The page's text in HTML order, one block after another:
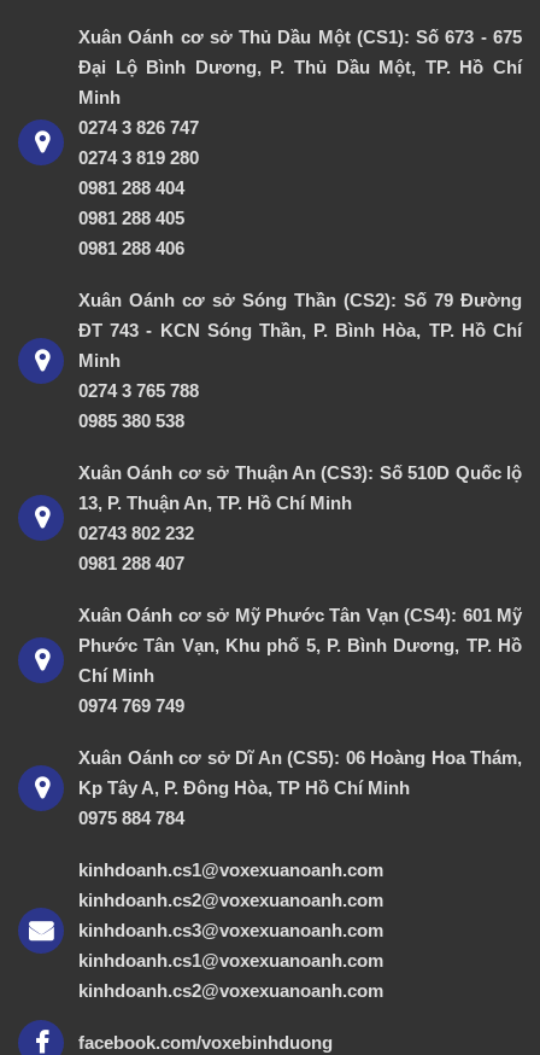
Xuân Oánh cơ sở Thủ Dầu Một (CS1): Số 673 - 675
Đại Lộ Bình Dương, P. Thủ Dầu Một, TP. Hồ Chí
Minh
0274 3 826 747
0274 3 819 280
0981 288 404
0981 288 405
0981 288 406
Xuân Oánh cơ sở Sóng Thần (CS2): Số 79 Đường
ĐT 743 - KCN Sóng Thần, P. Bình Hòa, TP. Hồ Chí
Minh
0274 3 765 788
0985 380 538
Xuân Oánh cơ sở Thuận An (CS3): Số 510D Quốc lộ
13, P. Thuận An, TP. Hồ Chí Minh
02743 802 232
0981 288 407
Xuân Oánh cơ sở Mỹ Phước Tân Vạn (CS4): 601 Mỹ
Phước Tân Vạn, Khu phố 5, P. Bình Dương, TP. Hồ
Chí Minh
0974 769 749
Xuân Oánh cơ sở Dĩ An (CS5): 06 Hoàng Hoa Thám,
Kp Tây A, P. Đông Hòa, TP Hồ Chí Minh
0975 884 784
kinhdoanh.cs1@voxexuanoanh.com
kinhdoanh.cs2@voxexuanoanh.com
kinhdoanh.cs3@voxexuanoanh.com
kinhdoanh.cs1@voxexuanoanh.com
kinhdoanh.cs2@voxexuanoanh.com
facebook.com/voxebinhduong